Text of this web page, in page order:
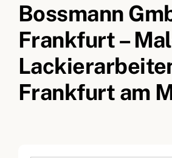
Fliesenrechner
Handwerker Ratgeber
Wir über uns
Bossmann
Frankfurt –
Frankfurt am